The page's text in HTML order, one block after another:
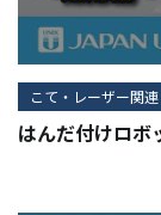
こて・レーザー関連
はんだ付けロボ